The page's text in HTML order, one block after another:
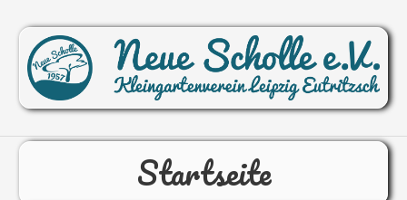
Startseite